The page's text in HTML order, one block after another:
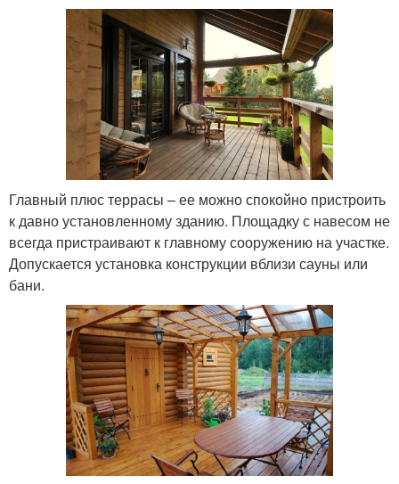
Главный плюс террасы – ее можно спокойно пристроить
к давно установленному зданию. Площадку с навесом не
всегда пристраивают к главному сооружению на участке.
Допускается установка конструкции вблизи сауны или
бани.